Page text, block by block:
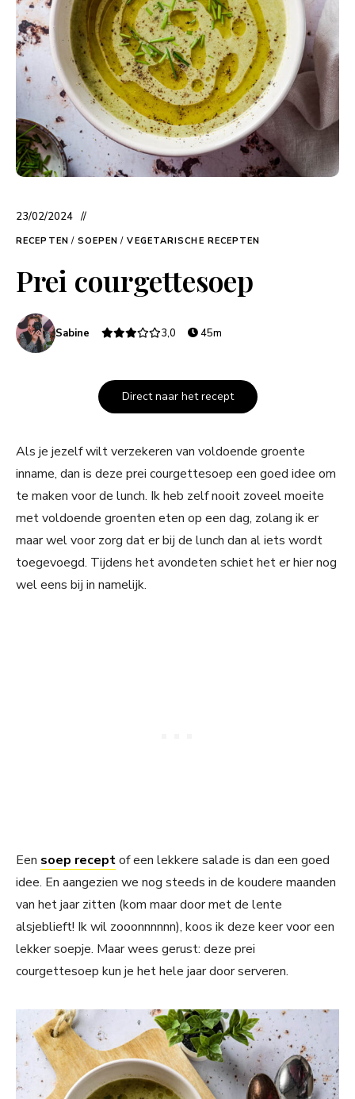
23/02/2024
RECEPTEN / SOEPEN / VEGETARISCHE RECEPTEN
Prei courgettesoep
Sabine 3,0 45m
Direct naar het recept
Als je jezelf wilt verzekeren van voldoende groente
inname, dan is deze prei courgettesoep een goed idee om
te maken voor de lunch. Ik heb zelf nooit zoveel moeite
met voldoende groenten eten op een dag, zolang ik er
maar wel voor zorg dat er bij de lunch dan al iets wordt
toegevoegd. Tijdens het avondeten schiet het er hier nog
wel eens bij in namelijk.
Een soep receptof een lekkere salade is dan een goed
idee. En aangezien we nog steeds in de koudere maanden
van het jaar zitten (kom maar door met de lente
alsjeblieft! Ik wil zooonnnnnn), koos ik deze keer voor een
lekker soepje. Maar wees gerust: deze prei
courgettesoep kun je het hele jaar door serveren.